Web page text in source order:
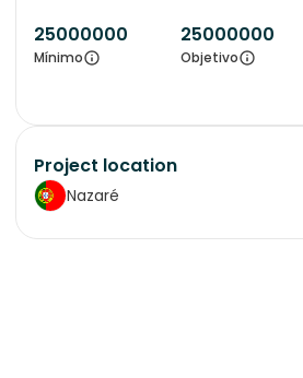
25000000
Mínimo
25000000
Objetivo
Project location
Nazaré